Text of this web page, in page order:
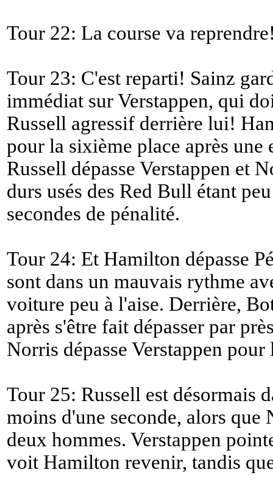
Tour 22: La course va
Tour 23: C'est reparti! Sainz
immédiat sur Verstappen, qui
Russell agressif derrière lui!
pour la sixième place après une
Russell dépasse Verstappen et
durs usés des Red Bull étant
secondes de pénalité.
Tour 24: Et Hamilton dépasse
sont dans un mauvais rythme
voiture peu à l'aise. Derrière,
après s'être fait dépasser par
Norris dépasse Verstappen
Tour 25: Russell est désormais
moins d'une seconde, alors que
deux hommes. Verstappen
voit Hamilton revenir, tandis